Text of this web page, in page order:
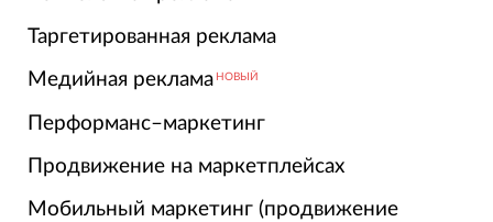
Таргетированная реклама
Медийная реклама НОВЫЙ
Перформанс–маркетинг
Продвижение на маркетплейсах
Мобильный маркетинг (продвижение